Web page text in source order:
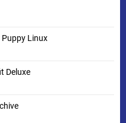
Linux
Deluxe